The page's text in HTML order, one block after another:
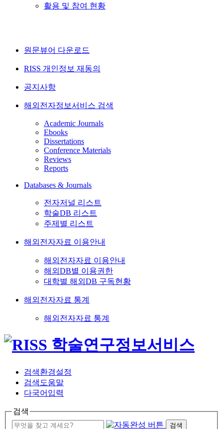
활용 및 참여 현황
원문뷰어 다운로드
RISS 개인정보 재동의
공지사항
해외전자정보서비스 검색
Academic Journals
Ebooks
Dissertations
Conference Materials
Reviews
Reports
Databases & Journals
전자저널 리스트
학술DB 리스트
주제별 리스트
해외전자자료 이용안내
해외전자자료 이용안내
해외DB별 이용권한
대학별 해외DB 구독현황
해외전자자료 통계
해외전자자료 통계
검색환경설정
검색도움말
다국어입력
검색
검색